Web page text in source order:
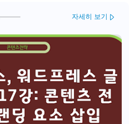
자세히 보기